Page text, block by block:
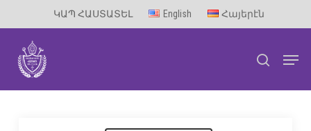
main
content
ԿԱՊ ՀԱՍՏԱՏԵԼ English Հայերէն
search